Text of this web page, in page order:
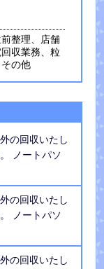
整理、店舗
収業務、粒
の他
の回収いたし
ノートパソ
の回収いたし
ノートパソ
の回収いたし